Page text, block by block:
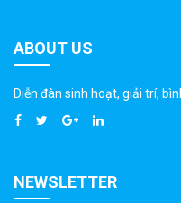
ABOUT US
Diễn đàn sinh hoạt, giải trí,
NEWSLETTER